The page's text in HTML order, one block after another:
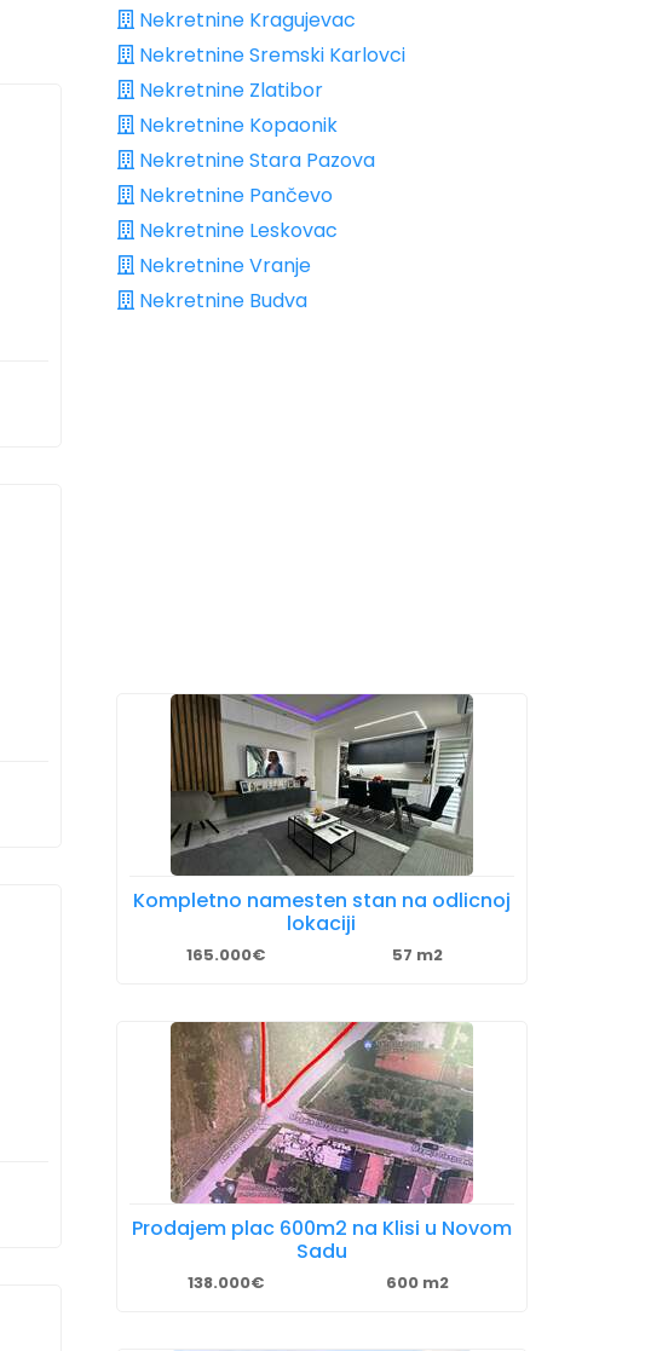
Nekretnine Kragujevac
Nekretnine Sremski Karlovci
Nekretnine Zlatibor
Nekretnine Kopaonik
Nekretnine Stara Pazova
Nekretnine Pančevo
Nekretnine Leskovac
Nekretnine Vranje
Nekretnine Budva
Kompletno namesten stan na odlicnoj
lokaciji
165.000€ 57 m2
Prodajem plac 600m2 na Klisi u Novom
Sadu
138.000€ 600 m2